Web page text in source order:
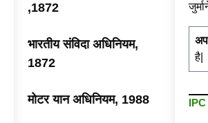
,1872
भारतीय संविदा अधिनियम,
1872
मोटर यान अधिनियम, 1988
है|